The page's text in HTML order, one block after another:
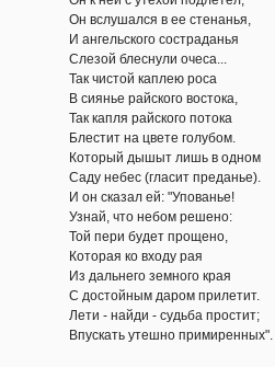
Он вслушался в ее стенанья,
И ангельского состраданья
Слезой блеснули очеса...
Так чистой каплею роса
В сиянье райского востока,
Так капля райского потока
Блестит на цвете голубом.
Который дышыт лишь в одном
Саду небес (гласит преданье).
И он сказал ей: "Упованье!
Узнай, что небом решено:
Той пери будет прощено,
Которая ко входу рая
Из дальнего земного края
С достойным даром прилетит.
Лети - найди - судьба простит;
Впускать утешно примиренных".